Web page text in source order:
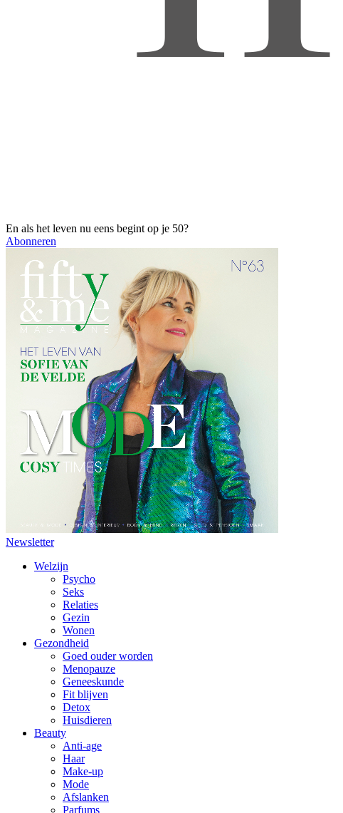
En als het leven nu eens begint op je 50?
Abonneren
Newsletter
Welzijn
Psycho
Seks
Relaties
Gezin
Wonen
Gezondheid
Goed ouder worden
Menopauze
Geneeskunde
Fit blijven
Detox
Huisdieren
Beauty
Anti-age
Haar
Make-up
Mode
Afslanken
Parfums